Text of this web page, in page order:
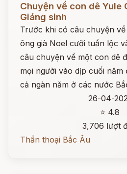
Chuyện về con dê Yule
Giáng sinh
Trước khi có câu chuyện
ông già Noel cưỡi tuần lộc
câu chuyện về một con dê
mọi người vào dịp cuối năm
cả ngàn năm ở các nước
26-04-
⭐ 4.8
3,706 lượt
Thần thoại Bắc Âu